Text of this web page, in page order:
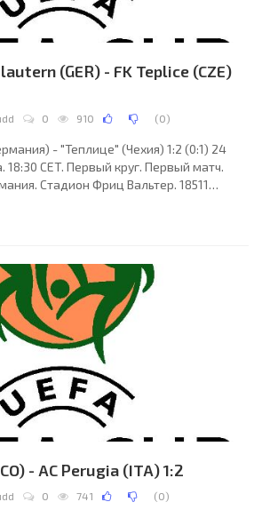
(GER) - FK Teplice (CZE)
0 910 (0)
- "Теплице" (Чехия) 1:2 (0:1) 24
18:30 CET. Первый круг. Первый матч.
Стадион Фриц Вальтер. 18511
(Англия), Ральф Боун (Англия).
Локвенц, Мирослав Клозе, Христиан
73), Камил Косовски (Жозе
- AC Perugia (ITA) 1:2
0 741 (0)